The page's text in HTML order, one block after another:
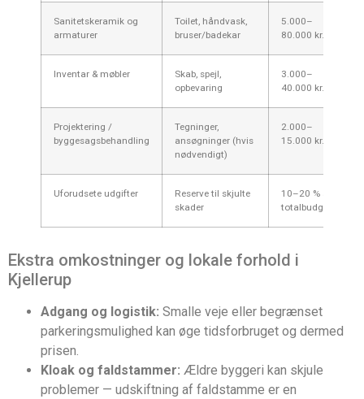
Sanitetskeramik og
armaturer
Toilet, håndvask,
bruser/badekar
5.000–
80.000 kr.
Inventar & møbler
Skab, spejl,
opbevaring
3.000–
40.000 kr.
Projektering /
byggesagsbehandling
Tegninger,
ansøgninger (hvis
nødvendigt)
2.000–
15.000 kr.
Uforudsete udgifter
Reserve til skjulte
skader
10–20 % af
totalbudget
Ekstra omkostninger og lokale forhold i
Kjellerup
Adgang og logistik: Smalle veje eller begrænset
parkeringsmulighed kan øge tidsforbruget og dermed
prisen.
Kloak og faldstammer: Ældre byggeri kan skjule
problemer — udskiftning af faldstamme er en